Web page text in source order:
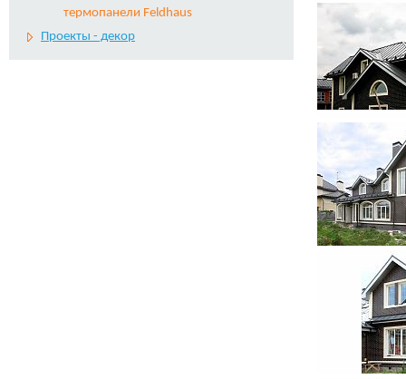
термопанели Feldhaus
Проекты - декор